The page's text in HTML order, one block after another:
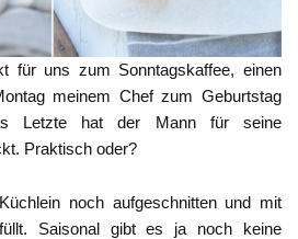
für uns zum Sonntagskaffee, einen
meinem Chef zum Geburtstag
Letzte hat der Mann für seine
Praktisch oder?
noch aufgeschnitten und mit
Saisonal gibt es ja noch keine